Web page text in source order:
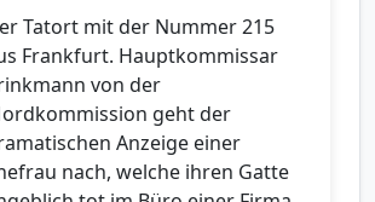
Tatort mit der Nummer 215
Frankfurt. Hauptkommissar
von der
geht der
Anzeige einer
nach, welche ihren Gatte